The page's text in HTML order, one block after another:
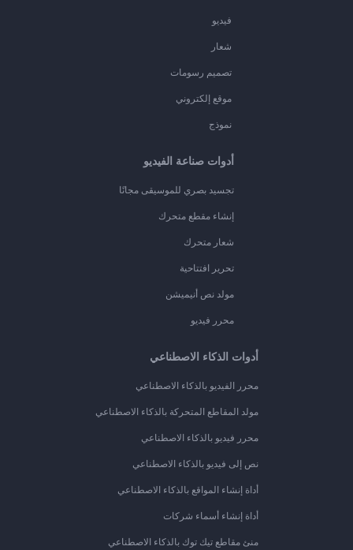
فيديو
شعار
تصميم رسومات
موقع إلكتروني
نموذج
أدوات صناعة الفيديو
تجسيد بصري للموسيقى مجانًا
إنشاء مقطع متحرك
شعار متحرك
تحرير افتتاحية
مولد نص أنيميشن
محرر فيديو
أدوات الذكاء الاصطناعي
محرر الفيديو بالذكاء الاصطناعي
مولد المقاطع المتحركة بالذكاء الاصطناعي
محرر فيديو بالذكاء الاصطناعي
نص إلى فيديو بالذكاء الاصطناعي
أداة إنشاء المواقع بالذكاء الاصطناعي
أداة إنشاء أسماء شركات
منئ مقاطع تيك توك بالذكاء الاصطناعي